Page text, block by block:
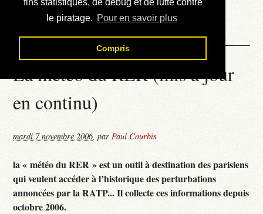
fins statistiques, de debug et de lutte contre
le piratage. Pour en savoir plus
Compris
Téléchargement
Contact
La météo du RER (mis à jour
en continu)
mardi 7 novembre 2006,parPaul Courbis
la « météo du RER » est un outil à destination des parisiens
qui veulent accéder à l’historique des perturbations
annoncées par la RATP... Il collecte ces informations depuis
octobre 2006.